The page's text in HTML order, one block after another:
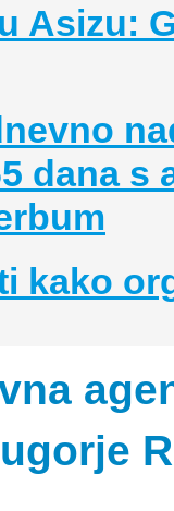
Asizu:
dana
kako